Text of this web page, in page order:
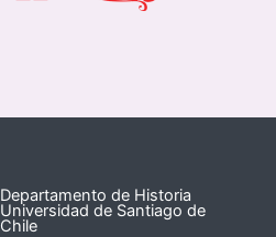
Departamento de Historia
Universidad de Santiago de
Chile